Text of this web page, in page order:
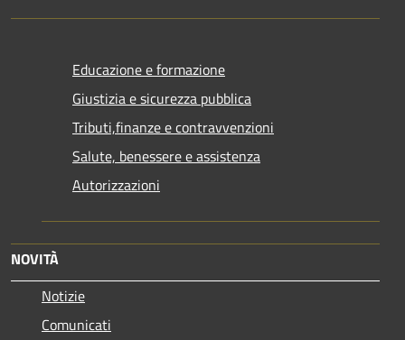
Educazione e formazione
Giustizia e sicurezza pubblica
Tributi,finanze e contravvenzioni
Salute, benessere e assistenza
Autorizzazioni
NOVITÀ
Notizie
Comunicati